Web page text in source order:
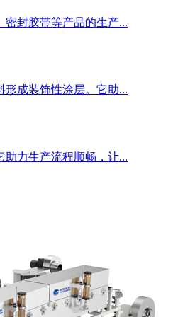
封胶带等产品的生产...
成装饰性涂层。它助...
力生产流程顺畅，让...